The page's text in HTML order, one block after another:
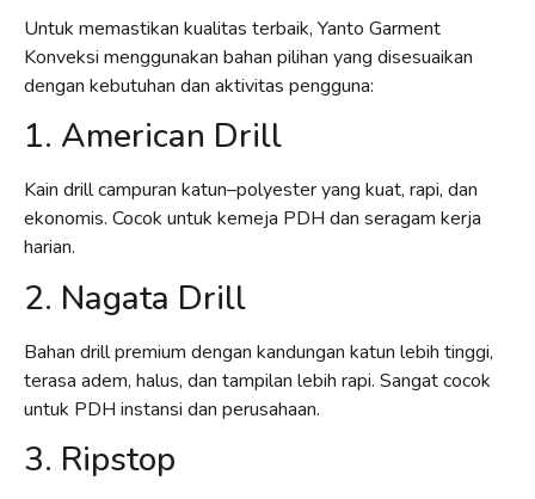
Untuk memastikan kualitas terbaik, Yanto Garment
Konveksi menggunakan bahan pilihan yang disesuaikan
dengan kebutuhan dan aktivitas pengguna:
1. American Drill
Kain drill campuran katun–polyester yang kuat, rapi, dan
ekonomis. Cocok untuk kemeja PDH dan seragam kerja
harian.
2. Nagata Drill
Bahan drill premium dengan kandungan katun lebih tinggi,
terasa adem, halus, dan tampilan lebih rapi. Sangat cocok
untuk PDH instansi dan perusahaan.
3. Ripstop